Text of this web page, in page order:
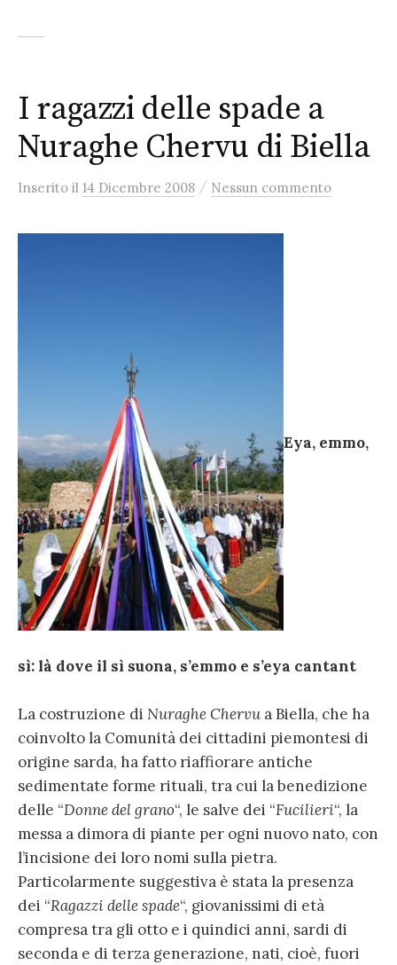
I ragazzi delle spade a
Nuraghe Chervu di Biella
Inserito il 14 Dicembre 2008 / Nessun commento
Eya, emmo,
sì: là dove il sì suona, s’emmo e s’eya cantant
La costruzione di Nuraghe Chervu a Biella, che ha
coinvolto la Comunità dei cittadini piemontesi di
origine sarda, ha fatto riaffiorare antiche
sedimentate forme rituali, tra cui la benedizione
delle “Donne del grano“, le salve dei “Fucilieri“, la
messa a dimora di piante per ogni nuovo nato, con
l’incisione dei loro nomi sulla pietra.
Particolarmente suggestiva è stata la presenza
dei “Ragazzi delle spade“, giovanissimi di età
compresa tra gli otto e i quindici anni, sardi di
seconda e di terza generazione, nati, cioè, fuori